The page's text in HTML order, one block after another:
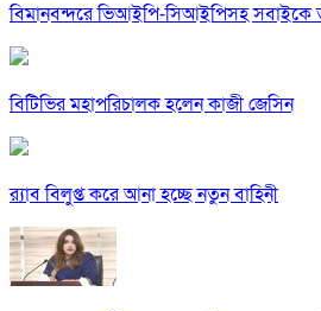
বিমানবন্দরে ভিআইপি-সিআইপিসহ সবাইকে
বিটিভির মহাপরিচালক হলেন কাজী জেসিন
র‍্যাব বিলুপ্ত করে আনা হচ্ছে নতুন বাহিনী